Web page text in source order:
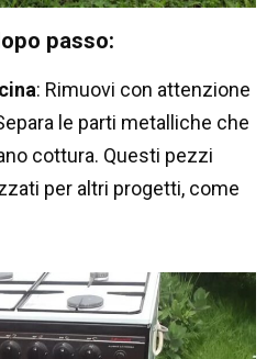
passo:
: Rimuovi con attenzione
le parti metalliche che
cottura. Questi pezzi
per altri progetti, come